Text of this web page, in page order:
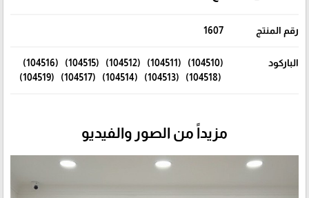
رقم المنتج 1607
الباركود
(104510) (104511) (104512) (104515) (104516)
(104518) (104513) (104514) (104517) (104519)
مزيداً من الصور والفيديو